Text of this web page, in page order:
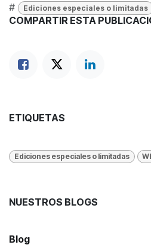
#
Ediciones especiales o limitadas
COMPARTIR ESTA
ETIQUETAS
Ediciones especiales o limitadas
NUESTROS BLOGS
Blog